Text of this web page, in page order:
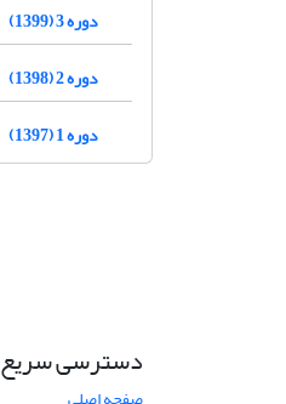
دوره 3 (1399)
دوره 2 (1398)
دوره 1 (1397)
دسترسی سریع